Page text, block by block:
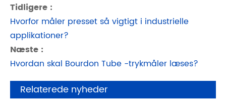
Tidligere :
Hvorfor måler presset så vigtigt i industrielle
applikationer?
Næste :
Hvordan skal Bourdon Tube -trykmåler læses?
Relaterede nyheder